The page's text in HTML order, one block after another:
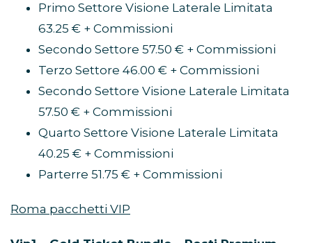
Primo Settore Visione Laterale Limitata
63.25 € + Commissioni
Secondo Settore 57.50 € + Commissioni
Terzo Settore 46.00 € + Commissioni
Secondo Settore Visione Laterale Limitata
57.50 € + Commissioni
Quarto Settore Visione Laterale Limitata
40.25 € + Commissioni
Parterre 51.75 € + Commissioni
Roma pacchetti VIP